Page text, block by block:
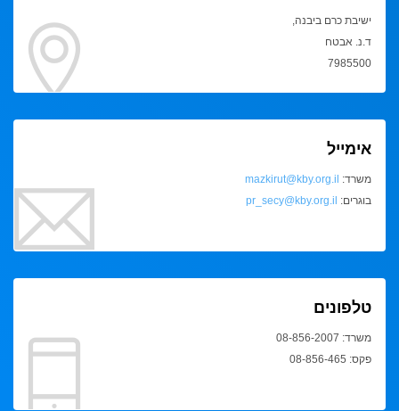
ישיבת כרם ביבנה,
ד.נ. אבטח
7985500
אימייל
משרד: mazkirut@kby.org.il
בוגרים: pr_secy@kby.org.il
טלפונים
משרד: 08-856-2007
פקס: 08-856-465